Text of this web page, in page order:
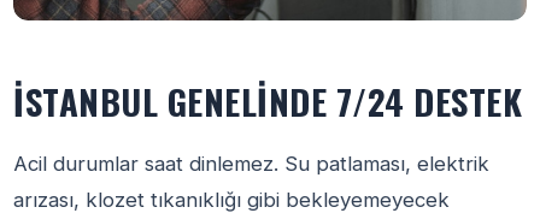
İSTANBUL GENELINDE 7/24 DESTEK
Acil durumlar saat dinlemez. Su patlaması, elektrik
arızası, klozet tıkanıklığı gibi bekleyemeyecek